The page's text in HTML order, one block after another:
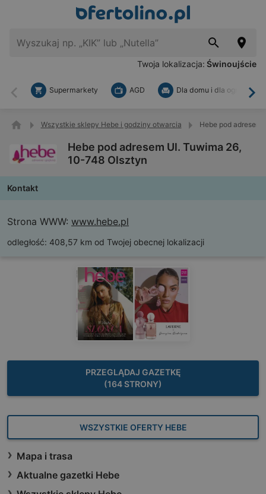
Twoja lokalizacja: Świnoujście
Wstecz
Supermarkety AGD Dla domu i dla ogrodu
Wszystkie sklepy Hebe i godziny otwarcia Hebe pod adresem
Hebe pod adresem Ul. Tuwima 26,
10-748 Olsztyn
Kontakt
Strona WWW: www.hebe.pl
odległość: 408,57 km od Twojej obecnej lokalizacji
PRZEGLĄDAJ GAZETKĘ
(164 STRONY)
WSZYSTKIE OFERTY HEBE
Mapa i trasa
Aktualne gazetki Hebe